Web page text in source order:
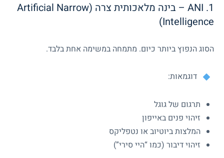
1. ANI – בינה מלאכותית צרה (Artificial Narrow
Intelligence)
הסוג הנפוץ ביותר כיום. מתמחה במשימה אחת בלבד.
דוגמאות:
תרגום של גוגל
זיהוי פנים באייפון
המלצות ביוטיוב או נטפליקס
זיהוי דיבור (כמו “היי סירי”)